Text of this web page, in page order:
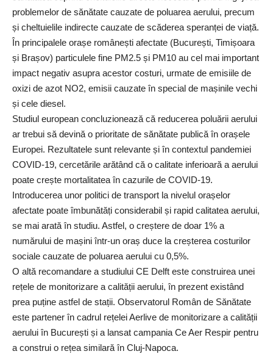
problemelor de sănătate cauzate de poluarea aerului, precum
și cheltuielile indirecte cauzate de scăderea speranței de viață.
În principalele orașe românești afectate (București, Timișoara
și Brașov) particulele fine PM2.5 și PM10 au cel mai important
impact negativ asupra acestor costuri, urmate de emisiile de
oxizi de azot NO2, emisii cauzate în special de mașinile vechi
și cele diesel.
Studiul european concluzionează că reducerea poluării aerului
ar trebui să devină o prioritate de sănătate publică în orașele
Europei. Rezultatele sunt relevante și în contextul pandemiei
COVID-19, cercetările arătând că o calitate inferioară a aerului
poate crește mortalitatea în cazurile de COVID-19.
Introducerea unor politici de transport la nivelul orașelor
afectate poate îmbunătăți considerabil și rapid calitatea aerului,
se mai arată în studiu. Astfel, o creștere de doar 1% a
numărului de mașini într-un oraș duce la creșterea costurilor
sociale cauzate de poluarea aerului cu 0,5%.
O altă recomandare a studiului CE Delft este construirea unei
rețele de monitorizare a calității aerului, în prezent existând
prea puține astfel de stații. Observatorul Român de Sănătate
este partener în cadrul rețelei Aerlive de monitorizare a calității
aerului în București și a lansat campania Ce Aer Respir pentru
a construi o rețea similară în Cluj-Napoca.